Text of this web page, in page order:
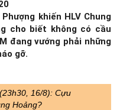
khiến HLV Chung
cho biết không có cầu
đang vướng phải những
gỡ.
16/8): Cựu
Hoảng?